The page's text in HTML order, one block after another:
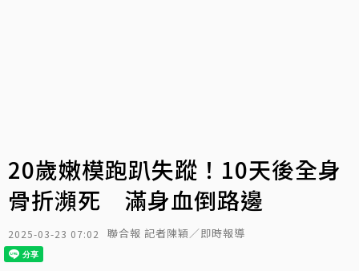
20歲嫩模跑趴失蹤！10天後全身
骨折瀕死 滿身血倒路邊
2025-03-23 07:02 聯合報 記者陳穎／即時報導